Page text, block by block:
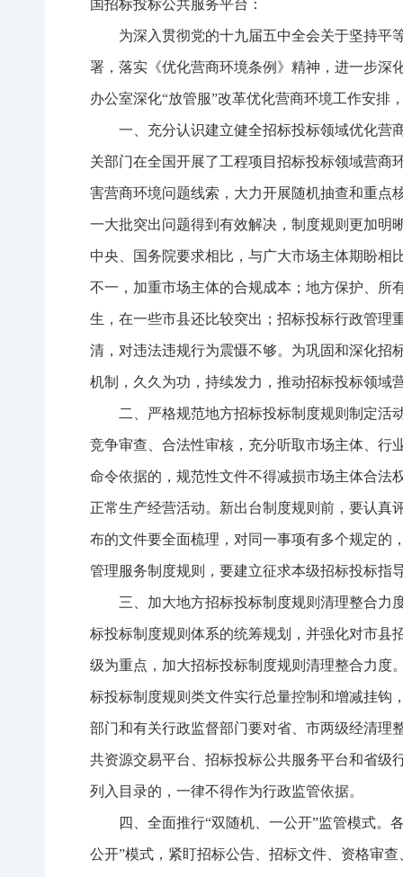
国招标投标公共服务平台：
为深入贯彻党的十九届五中全会关于坚持平
署，落实《优化营商环境条例》精神，进一步深
办公室深化“放管服”改革优化营商环境工作安排
一、充分认识建立健全招标投标领域优化营
关部门在全国开展了工程项目招标投标领域营商
害营商环境问题线索，大力开展随机抽查和重点
一大批突出问题得到有效解决，制度规则更加明
中央、国务院要求相比，与广大市场主体期盼相
不一，加重市场主体的合规成本；地方保护、所
生，在一些市县还比较突出；招标投标行政管理
清，对违法违规行为震慑不够。为巩固和深化招
机制，久久为功，持续发力，推动招标投标领域
二、严格规范地方招标投标制度规则制定活
竞争审查、合法性审核，充分听取市场主体、行
命令依据的，规范性文件不得减损市场主体合法
正常生产经营活动。新出台制度规则前，要认真
布的文件要全面梳理，对同一事项有多个规定的
管理服务制度规则，要建立征求本级招标投标指
三、加大地方招标投标制度规则清理整合力
标投标制度规则体系的统筹规划，并强化对市县
级为重点，加大招标投标制度规则清理整合力度
标投标制度规则类文件实行总量控制和增减挂钩
部门和有关行政监督部门要对省、市两级经清理
共资源交易平台、招标投标公共服务平台和省级
列入目录的，一律不得作为行政监管依据。
四、全面推行“双随机、一公开”监管模式
公开”模式，紧盯招标公告、招标文件、资格审